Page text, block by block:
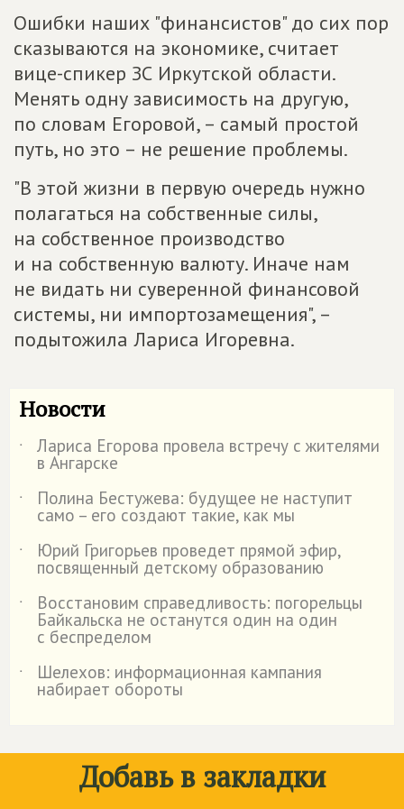
Ошибки наших "финансистов" до сих пор
сказываются на экономике, считает
вице-спикер ЗС Иркутской области.
Менять одну зависимость на другую,
по словам Егоровой, – самый простой
путь, но это – не решение проблемы.
"В этой жизни в первую очередь нужно
полагаться на собственные силы,
на собственное производство
и на собственную валюту. Иначе нам
не видать ни суверенной финансовой
системы, ни импортозамещения", –
подытожила Лариса Игоревна.
Новости
˙ Лариса Егорова провела встречу с жителями
в Ангарске
˙
Полина Бестужева: будущее не наступит
само – его создают такие, как мы
˙
Юрий Григорьев проведет прямой эфир,
посвященный детскому образованию
˙
Восстановим справедливость: погорельцы
Байкальска не останутся один на один
с беспределом
˙
Шелехов: информационная кампания
набирает обороты
Добавь в закладки